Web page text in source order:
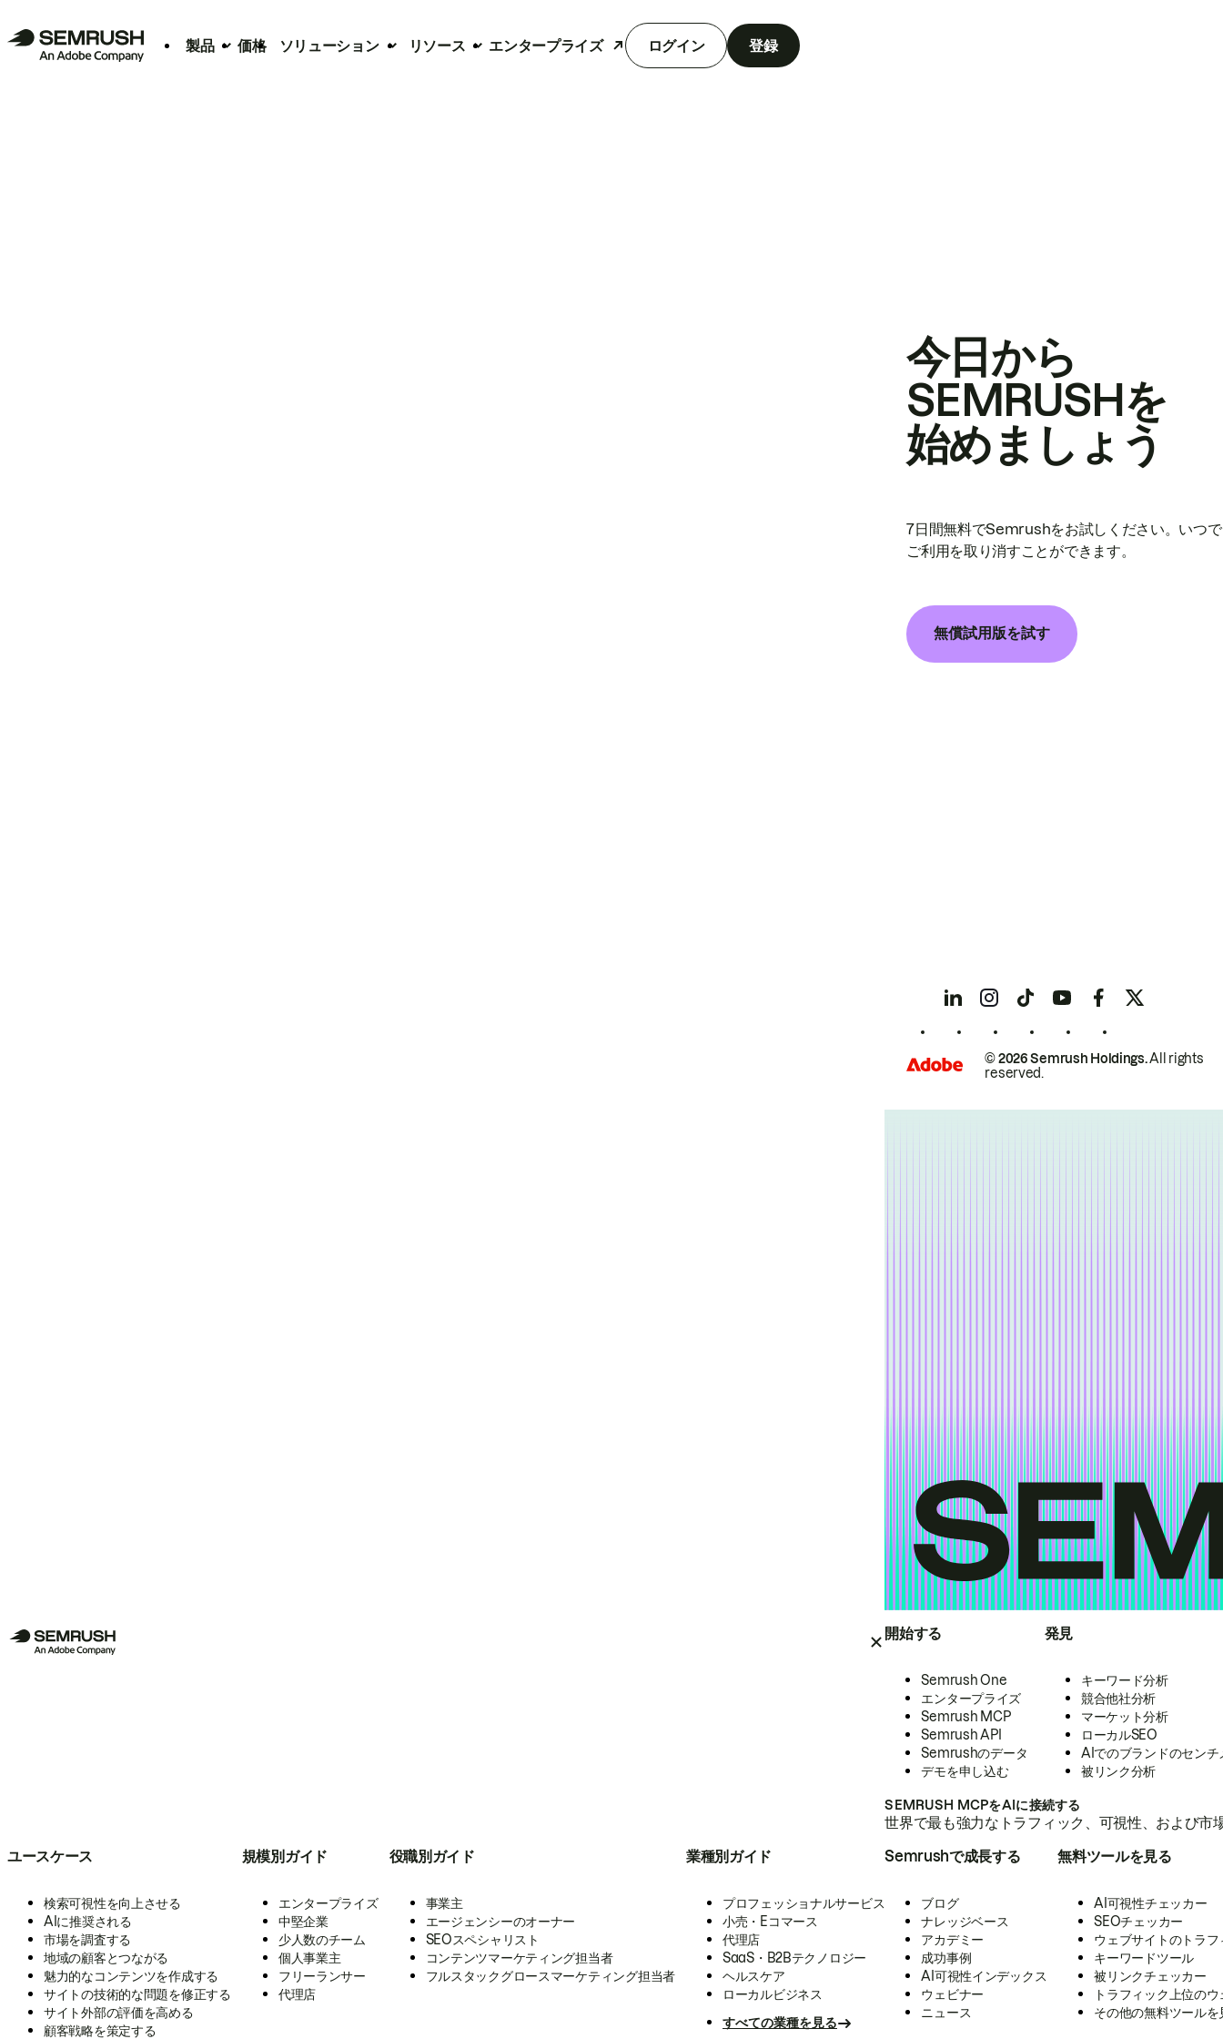
製品 価格 ソリューション リソース エンタープライズ ログイン 登録
開始する
Semrush One
エンタープライズ
Semrush MCP
Semrush API
Semrushのデータ
デモを申し込む
発見
キーワード分析
競合他社分析
マーケット分析
ローカルSEO
AIでのブランドのセンチ
被リンク分析
SEMRUSH MCPをAIに接続する
世界で最も強力なトラフィック、可視性、および
ユースケース
検索可視性を向上させる
AIに推奨される
市場を調査する
地域の顧客とつながる
魅力的なコンテンツを作成する
サイトの技術的な問題を修正する
サイト外部の評価を高める
顧客戦略を策定する
規模別ガイド
エンタープライズ
中堅企業
少人数のチーム
個人事業主
フリーランサー
代理店
役職別ガイド
事業主
エージェンシーのオーナー
SEOスペシャリスト
コンテンツマーケティング担当者
フルスタックグロースマーケティング担当者
業種別ガイド
プロフェッショナルサービス
小売・Eコマース
代理店
SaaS・B2Bテクノロジー
ヘルスケア
ローカルビジネス
すべての業種を見る
Semrushで成長する
ブログ
ナレッジベース
アカデミー
成功事例
AI可視性インデックス
ウェビナー
ニュース
無料ツールを見る
AI可視性チェッカー
SEOチェッカー
ウェブサイトのトラ
キーワードツール
被リンクチェッカー
トラフィック上位の
その他の無料ツールを
今日から
SEMRUSHを
始めましょう
7日間無料でSemrushをお試しください。いつ
ご利用を取り消すことができます。
無償試用版を試す
© 2026 Semrush Holdings.All rights
reserved.